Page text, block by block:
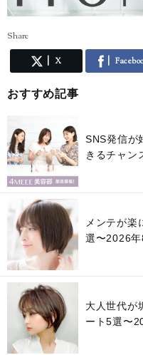
Share
X
おすすめ記事
SNS発信が
きるチャン
メンテが
選〜2026年
大人世代が
ート5選〜